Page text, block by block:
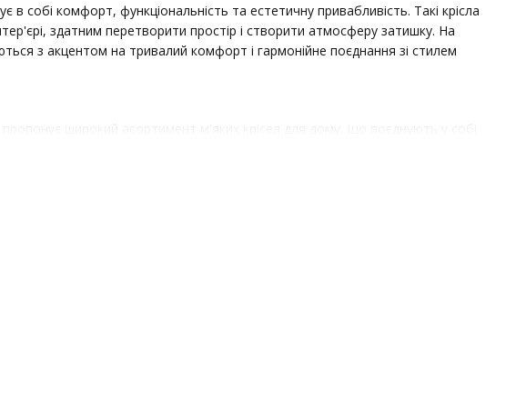
собі комфорт, функціональність та естетичну привабливість. Такі крісла
здатним перетворити простір і створити атмосферу затишку. На
з акцентом на тривалий комфорт і гармонійне поєднання зі стилем